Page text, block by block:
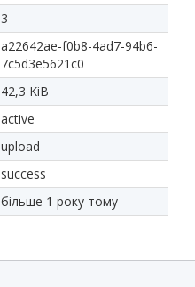
3
a22642ae-f0b8-4ad7-94b6-
7c5d3e5621c0
42,3 KiB
active
upload
success
більше 1 року тому